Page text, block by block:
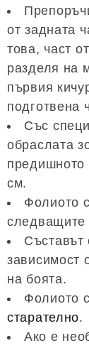
от задната
това, част
разделя на
първия
подготвена
Със
обраслата
предишното
см.
Фолиото
следващите
зависимост
на боята.
Фолиото
старателно.
Ако е